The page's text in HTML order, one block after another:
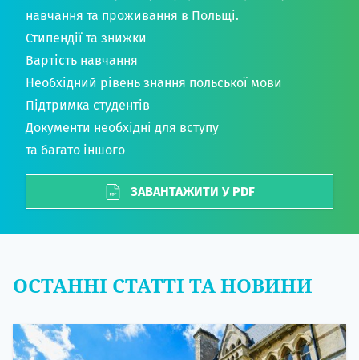
навчання та проживання в Польщі.
Стипендії та знижки
Вартість навчання
Необхідний рівень знання польської мови
Підтримка студентів
Документи необхідні для вступу
та багато іншого
ЗАВАНТАЖИТИ У PDF
ОСТАННІ СТАТТІ ТА НОВИНИ